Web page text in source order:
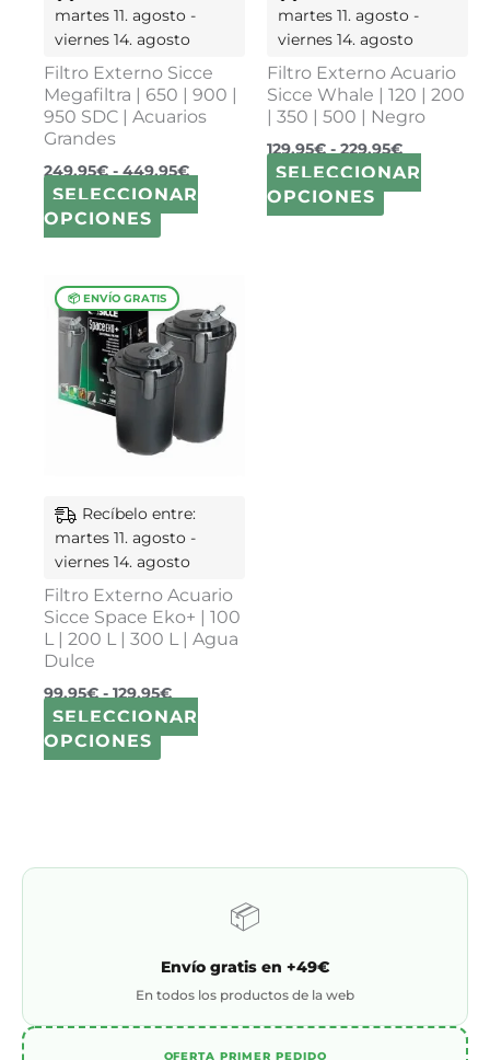
martes 11. agosto -
viernes 14. agosto
Filtro Externo Sicce
Megafiltra | 650 | 900 |
950 SDC | Acuarios
Grandes
249,95€ - 449,95€
SELECCIONAR
OPCIONES
la
página
de
producto
martes 11. agosto -
viernes 14. agosto
Filtro Externo Acuario
Sicce Whale | 120 | 200
| 350 | 500 | Negro
129,95€ - 229,95€
SELECCIONAR
OPCIONES
la
página
de
producto
Recíbelo entre:
martes 11. agosto -
viernes 14. agosto
Filtro Externo Acuario
Sicce Space Eko+ | 100
L | 200 L | 300 L | Agua
Dulce
99,95€ - 129,95€
Rango
de
precios:
desde
99,95€
hasta
129,95€
SELECCIONAR
OPCIONES
Este
producto
tiene
múltiples
variantes.
opciones
se
en
la
página
de
producto
📦
Envío gratis en +49€
En todos los productos de la web
OFERTA PRIMER PEDIDO